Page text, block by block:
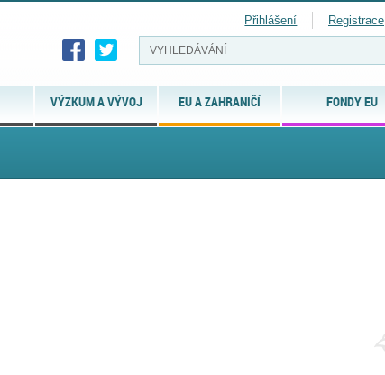
VÝZKUM A VÝVOJ EU A ZAHRANIČÍ FONDY EU
Přihlášení Registrace